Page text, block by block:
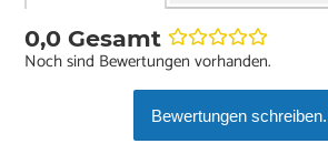
0,0 Gesamt
Noch sind Bewertungen vorhanden.
Bewertungen schreiben.